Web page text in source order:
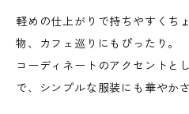
軽めの仕上がりで持ちやすくち
物、カフェ巡りにもぴったり。
コーディネートのアクセントと
で、シンプルな服装にも華やか